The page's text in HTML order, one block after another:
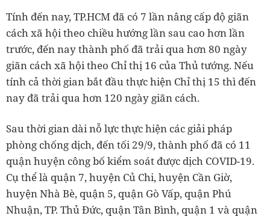
Tính đến nay, TP.HCM đã có 7 lần nâng cấp độ giãn
cách xã hội theo chiều hướng lần sau cao hơn lần
trước, đến nay thành phố đã trải qua hơn 80 ngày
giãn cách xã hội theo Chỉ thị 16 của Thủ tướng. Nếu
tính cả thời gian bắt đầu thực hiện Chỉ thị 15 thì đến
nay đã trải qua hơn 120 ngày giãn cách.
Sau thời gian dài nỗ lực thực hiện các giải pháp
phòng chống dịch, đến tối 29/9, thành phố đã có 11
quận huyện công bố kiểm soát được dịch COVID-19.
Cụ thể là quận 7, huyện Củ Chi, huyện Cần Giờ,
huyện Nhà Bè, quận 5, quận Gò Vấp, quận Phú
Nhuận, TP. Thủ Đức, quận Tân Bình, quận 1 và quận